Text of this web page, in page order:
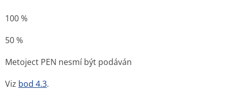
100 %
50 %
Metoject PEN nesmí být podáván
Viz bod 4.3.